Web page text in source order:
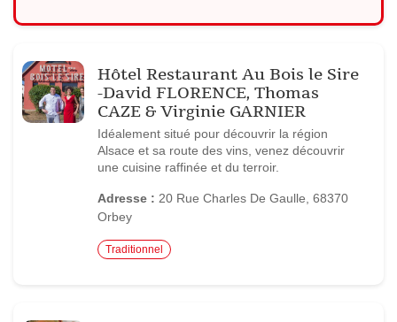
Hôtel Restaurant Au Bois le Sire
-David FLORENCE, Thomas
CAZE & Virginie GARNIER
Idéalement situé pour découvrir la région
Alsace et sa route des vins, venez découvrir
une cuisine raffinée et du terroir.
Adresse : 20 Rue Charles De Gaulle, 68370
Orbey
Traditionnel